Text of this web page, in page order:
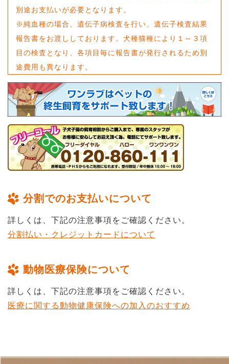
別途お支払いが必要となります。
※純血種の場合、遺伝子病検査を行い、遺伝子検査結果
報告書をお渡ししております。犬種猫種により１～３項
目の検査となり、各項目毎に報告書が発行されるため別
途費用も異なります。
分割でのお支払いについて
詳しくは、下記の注意事項をご確認ください。
分割払い・クレジットカードについて
動物医療保険について
詳しくは、下記の注意事項をご確認ください。
医療に関する動物健康保険への加入のおすすめ